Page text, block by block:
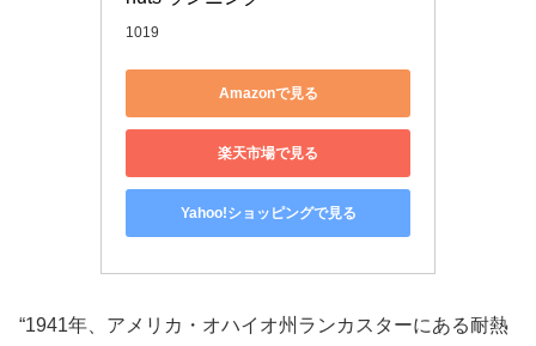
1019
Amazonで見る
楽天市場で見る
Yahoo!ショッピングで見る
“1941年、アメリカ・オハイオ州ランカスターにある耐熱